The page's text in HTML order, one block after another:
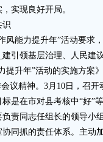
实现良好开局。
识
风能力提升年”活动要求
引领基层治理、人民建
提升年”活动的实施方案
议精神。3月10日，召开
是在市对县考核中“好”
责同志任组长的领导小
同抓的责任体系。主动